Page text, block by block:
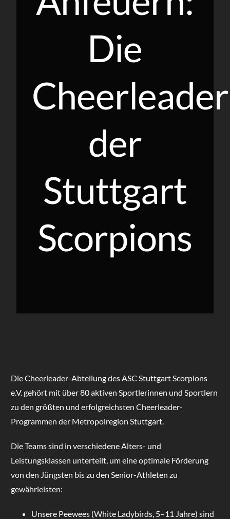
Die
Cheerleader
der
Stuttgart
Scorpions
Die Cheerleader-Abteilung des ASC Stuttgart Scorpions
e.V. gehört mit über 80 aktiven Sportlerinnen und Sportlern
zu den größten und erfolgreichsten Cheerleader-
Programmen der Metropolregion Stuttgart.
Die Teams sind in verschiedene Alters- und
Leistungsklassen unterteilt, um eine optimale Förderung
von den Jüngsten bis zu den Senior-Athleten zu
gewährleisten:
Unsere Peewees (White Ladybirds, 5–11 Jahre) sind